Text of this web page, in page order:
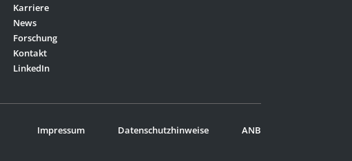
Karriere
News
Forschung
Kontakt
LinkedIn
Impressum Datenschutzhinweise ANB